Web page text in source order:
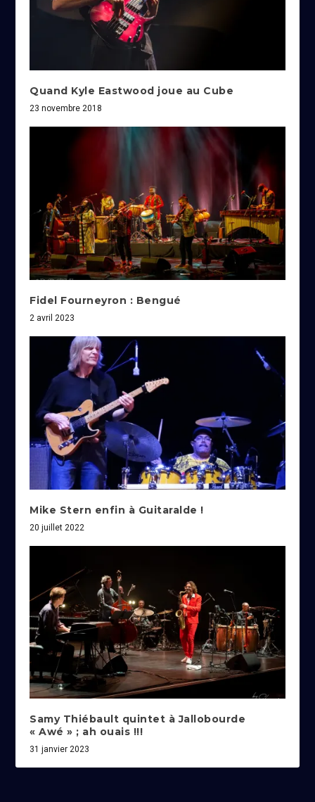
Quand Kyle Eastwood joue au Cube
23 novembre 2018
Fidel Fourneyron : Bengué
2 avril 2023
Mike Stern enfin à Guitaralde !
20 juillet 2022
Samy Thiébault quintet à Jallobourde
« Awé » ; ah ouais !!!
31 janvier 2023